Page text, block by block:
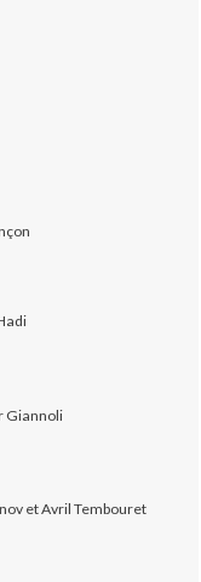
Giannoli
et Avril Tembouret